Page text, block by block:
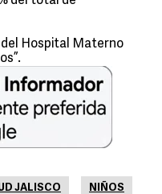
Hospital Materno
JALISCO NIÑOS